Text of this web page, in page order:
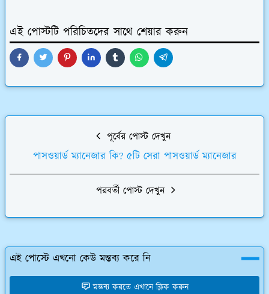
এই পোস্টটি পরিচিতদের সাথে শেয়ার করুন
পূর্বের পোস্ট দেখুন
পাসওয়ার্ড ম্যানেজার কি? ৫টি সেরা পাসওয়ার্ড ম্যানেজার
পরবর্তী পোস্ট দেখুন
এই পোস্টে এখনো কেউ মন্তব্য করে নি
মন্তব্য করতে এখানে ক্লিক করুন